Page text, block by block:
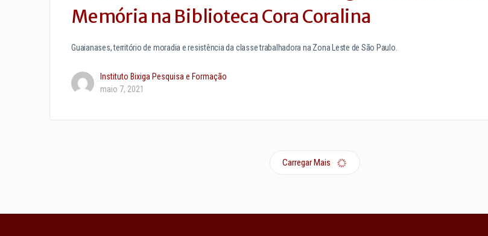
Memória na Biblioteca Cora Coralina
Guaianases, território de moradia e resistência da classe trabalhadora na Zona Leste de São Paulo.
Instituto Bixiga Pesquisa e Formação
maio 7, 2021
Carregar Mais